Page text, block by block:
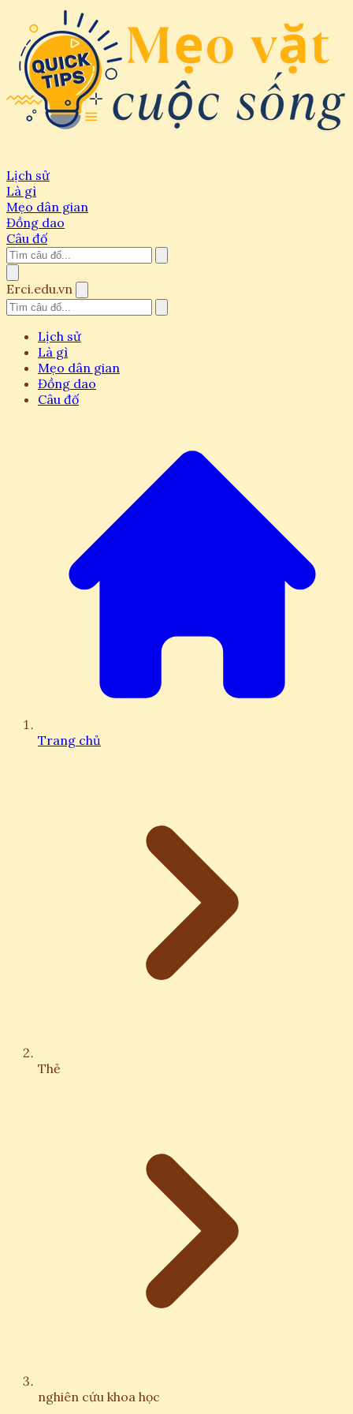
Lịch sử
Là gì
Mẹo dân gian
Đồng dao
Câu đố
Erci.edu.vn
Lịch sử
Là gì
Mẹo dân gian
Đồng dao
Câu đố
Trang chủ
Thẻ
nghiên cứu khoa học